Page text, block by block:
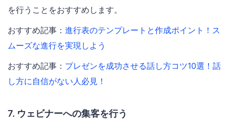
を行うことをおすすめします。
おすすめ記事： 進行表のテンプレートと作成ポイント！ス
ムーズな進行を実現しよう
おすすめ記事： プレゼンを成功させる話し方コツ10選！話
し方に自信がない人必見！
7. ウェビナーへの集客を行う